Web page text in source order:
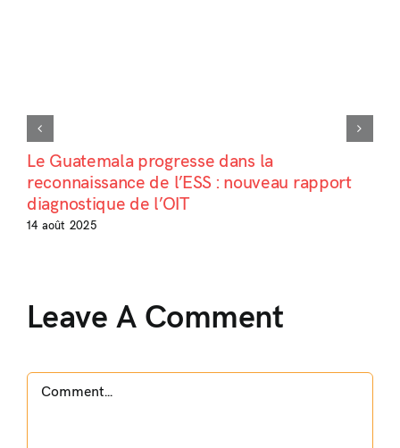
Le Guatemala progresse dans la
reconnaissance de l’ESS : nouveau rapport
diagnostique de l’OIT
14 août 2025
Leave A Comment
Comment